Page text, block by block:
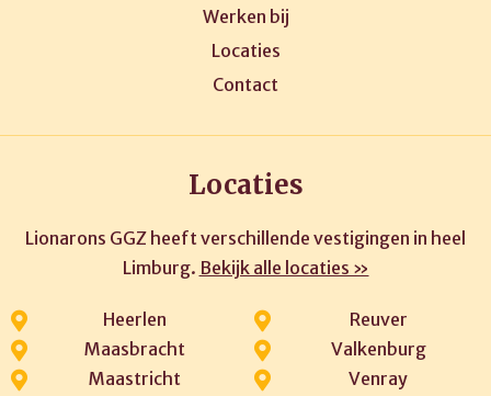
Werken bij
Locaties
Contact
Locaties
Lionarons GGZ heeft verschillende vestigingen in heel
Limburg. Bekijk alle locaties »
Heerlen
Maasbracht
Maastricht
Reuver
Valkenburg
Venray